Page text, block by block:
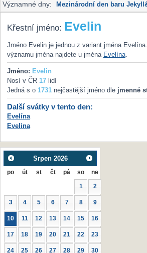
Významné dny: Mezinárodní den baru
Křestní jméno: Evelin
Jméno Evelin je jednou z variant jména
významu jména najdete u jména Evelína.
Jméno: Evelin
Nosí v ČR 17lidí
Jedná s o 1731nejčastější jméno dle jmenné
Další svátky v tento den:
Evelína
Evelina
Srpen 2026
po út st čt pá so ne
1 2
3 4 5 6 7 8 9
10 11 12 13 14 15 16
17 18 19 20 21 22 23
24 25 26 27 28 29 30